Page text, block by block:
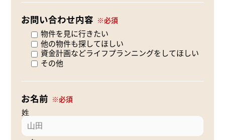
お問い合わせ内容
物件を見に行きたい
他の物件も探してほしい
資金計画などライフプランニングをしてほしい
その他
お名前
姓